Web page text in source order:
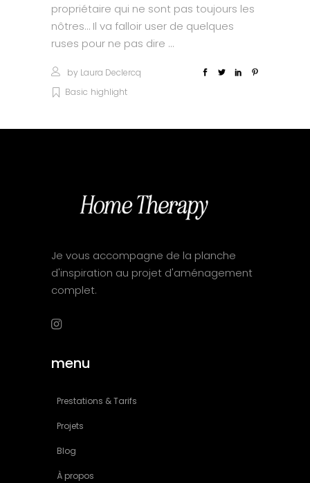
propriétaire qui ne sont pas toujours les
nôtres… Il va falloir user de quelques
ruses pour ne pas dire
by Laura Declercq
Basic highlight
Je vous accompagne de la planche
d'inspiration au projet d'aménagement
complet.
menu
Prestations & Tarifs
Projets
Blog
À propos